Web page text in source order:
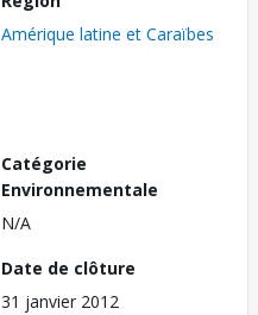
Amérique latine et Caraïbes
Catégorie
Environnementale
N/A
Date de clôture
31 janvier 2012